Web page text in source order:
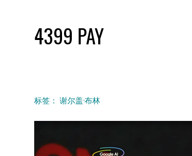
4399 PAY
标签： 谢尔盖·布林